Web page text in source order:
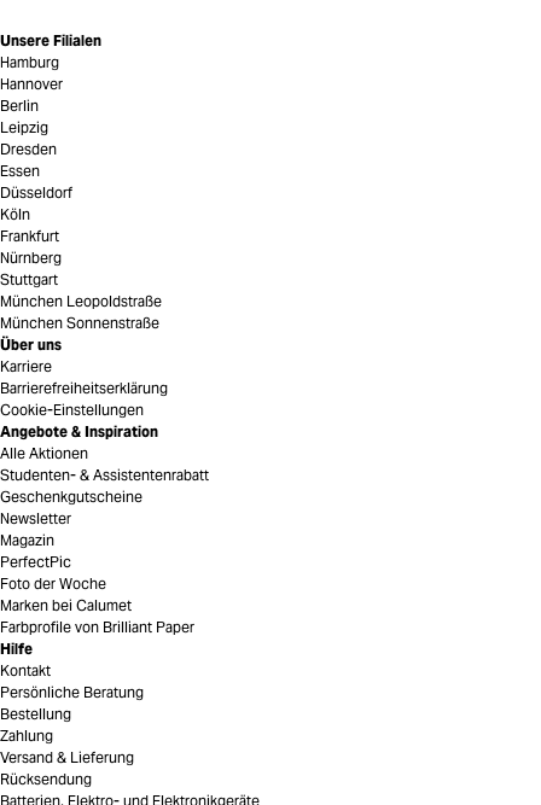
Unsere Filialen
Hamburg
Hannover
Berlin
Leipzig
Dresden
Essen
Düsseldorf
Köln
Frankfurt
Nürnberg
Stuttgart
München Leopoldstraße
München Sonnenstraße
Über uns
Karriere
Barrierefreiheitserklärung
Cookie-Einstellungen
Angebote & Inspiration
Alle Aktionen
Studenten- & Assistentenrabatt
Geschenkgutscheine
Newsletter
Magazin
PerfectPic
Foto der Woche
Marken bei Calumet
Farbprofile von Brilliant Paper
Hilfe
Kontakt
Persönliche Beratung
Bestellung
Zahlung
Versand & Lieferung
Rücksendung
Batterien, Elektro- und Elektronikgeräte